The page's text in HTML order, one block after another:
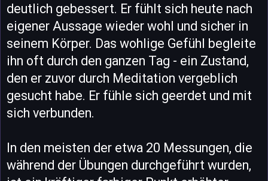
deutlich gebessert. Er fühlt sich heute nach
eigener Aussage wieder wohl und sicher in
seinem Körper. Das wohlige Gefühl begleite
ihn oft durch den ganzen Tag - ein Zustand,
den er zuvor durch Meditation vergeblich
gesucht habe. Er fühle sich geerdet und mit
sich verbunden.
In den meisten der etwa 20 Messungen, die
während der Übungen durchgeführt wurden,